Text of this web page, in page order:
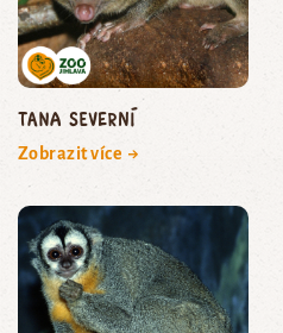
tana severní
Zobrazit více →